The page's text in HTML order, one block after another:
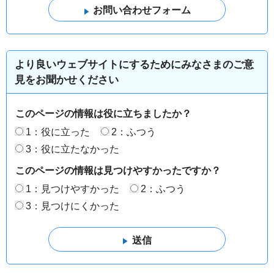
より良いウェブサイトにするためにみなさまのご意
見をお聞かせください
このページの情報は役に立ちましたか？
1：役に立った
2：ふつう
3：役に立たなかった
このページの情報は見つけやすかったですか？
1：見つけやすかった
2：ふつう
3：見つけにくかった